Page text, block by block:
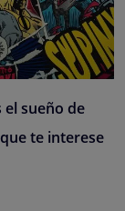
el sueño de
te interese